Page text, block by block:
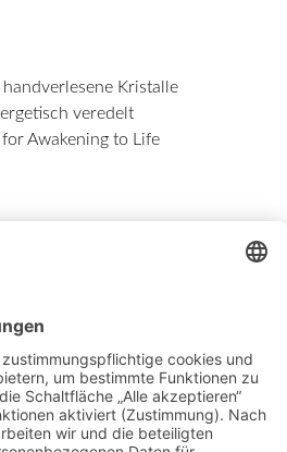
handverlesene Kristalle
veredelt
Awakening to Life
Jewelry
TARAwiki
Events